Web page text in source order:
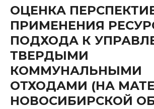
ОЦЕНКА
ПРИМЕНЕНИЯ
ПОДХОДА К
ТВЕРДЫМИ
КОММУНАЛЬНЫМИ
ОТХОДАМИ (НА
НОВОСИБИРСКОЙ